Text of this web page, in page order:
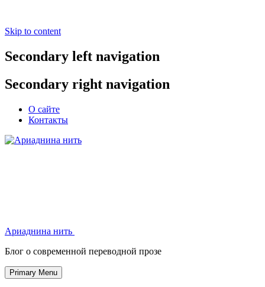
Skip to content
Secondary left navigation
Secondary right navigation
О сайте
Контакты
Ариаднина нить
Блог о современной переводной прозе
Primary Menu